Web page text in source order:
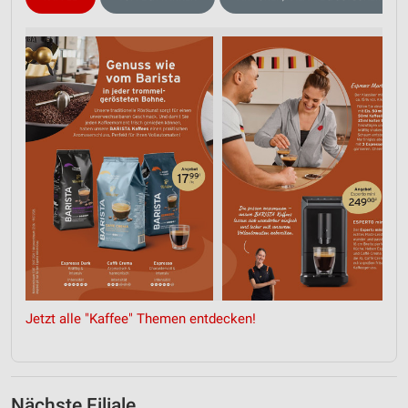
Jetzt alle "Kaffee" Themen entdecken!
Werbung